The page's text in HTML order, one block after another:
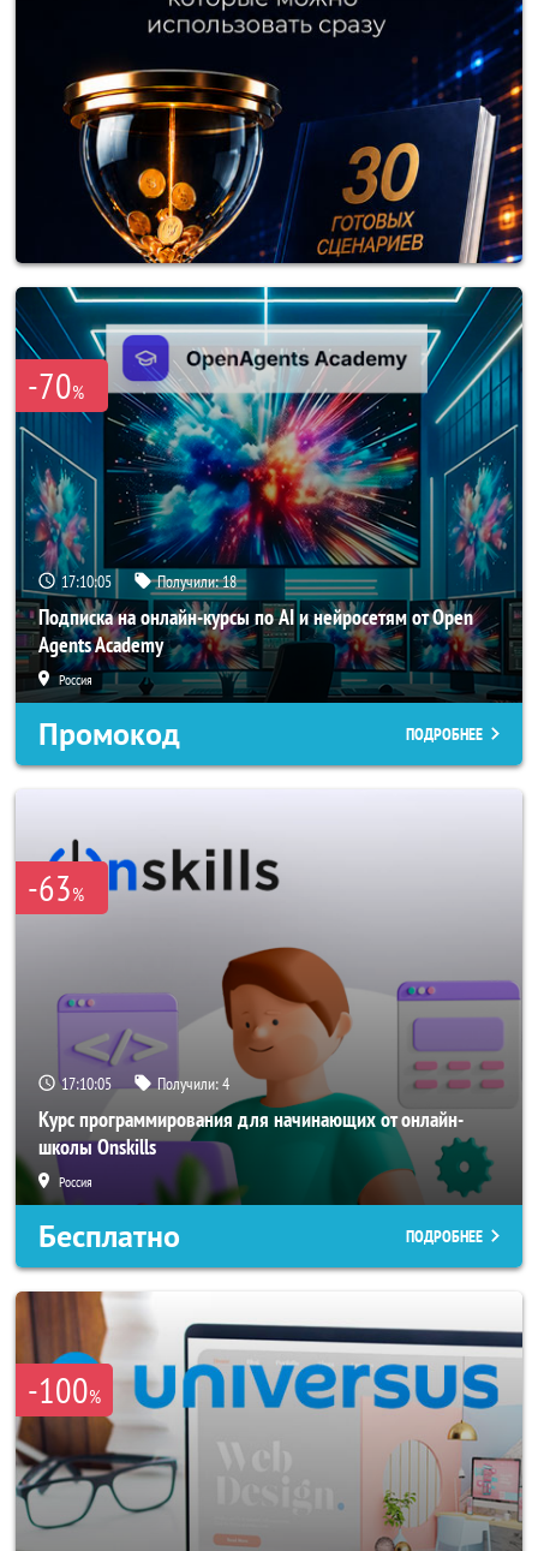
-70%
17:10:03 Получили:18
Подписка на онлайн-курсы по AI и нейросетям от Open
Agents Academy
Россия
Промокод ПОДРОБНЕЕ
-63%
17:10:03 Получили:4
Курс программирования для начинающих от онлайн-
школы Onskills
Россия
Бесплатно ПОДРОБНЕЕ
-100%